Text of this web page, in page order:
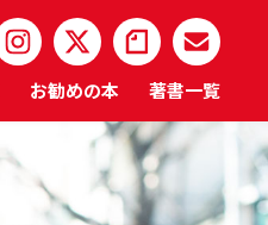
お勧めの本 著書一覧